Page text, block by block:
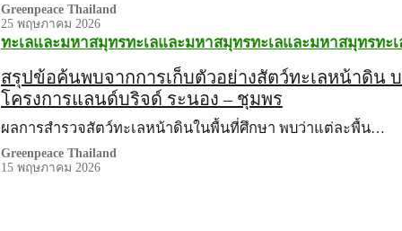
Greenpeace Thailand
25 พฤษภาคม 2026
ทะเลและมหาสมุทรทะเลและมหาสมุทรทะเลและมหาสมุทรทะ
สรุปข้อค้นพบจากการเก็บตัวอย่างสัตว์ทะเลหน้าดิน
โครงการแลนด์บริจด์ ระนอง – ชุมพร
ผลการสำรวจสัตว์ทะเลหน้าดินในพื้นที่ศึกษา พบว่าแต่ละพื้น…
Greenpeace Thailand
15 พฤษภาคม 2026